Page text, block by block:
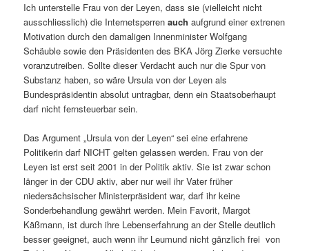
Ich unterstelle Frau von der Leyen, dass sie (vielleicht nicht
ausschliesslich) die Internetsperrenauch aufgrund einer extrenen
Motivation durch den damaligen Innenminister Wolfgang
Schäuble sowie den Präsidenten des BKA Jörg Zierke versuchte
voranzutreiben. Sollte dieser Verdacht auch nur die Spur von
Substanz haben, so wäre Ursula von der Leyen als
Bundespräsidentin absolut untragbar, denn ein Staatsoberhaupt
darf nicht fernsteuerbar sein.
Das Argument „Ursula von der Leyen“ sei eine erfahrene
Politikerin darf NICHT gelten gelassen werden. Frau von der
Leyen ist erst seit 2001 in der Politik aktiv. Sie ist zwar schon
länger in der CDU aktiv, aber nur weil ihr Vater früher
niedersächsischer Ministerpräsident war, darf ihr keine
Sonderbehandlung gewährt werden. Mein Favorit, Margot
Käßmann, ist durch ihre Lebenserfahrung an der Stelle deutlich
besser geeignet, auch wenn ihr Leumund nicht gänzlich frei von